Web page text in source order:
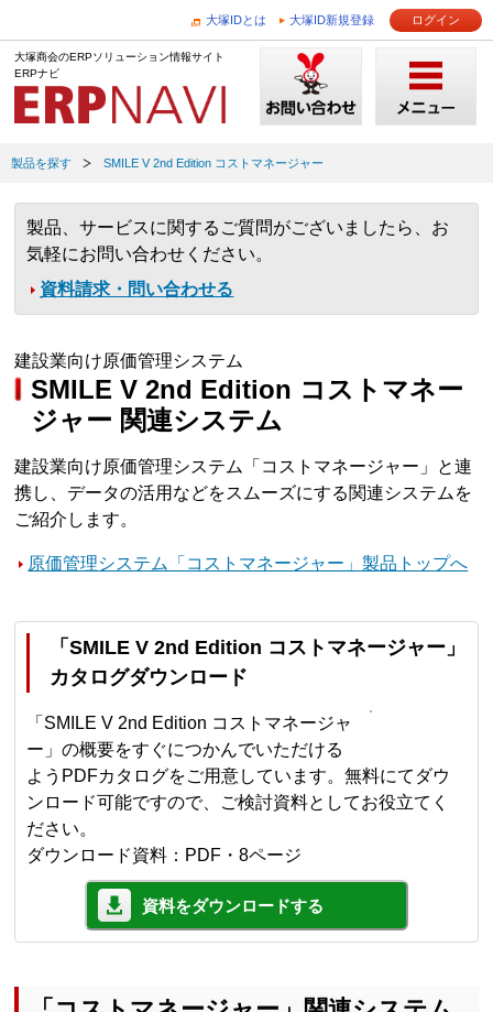
大塚IDとは 大塚ID新規登録 ログイン
大塚商会のERPソリューション情報サイト
ERPナビ
製品を探す SMILE V 2nd Edition コストマネージャー
製品、サービスに関するご質問がございましたら、お
気軽にお問い合わせください。
資料請求・問い合わせる
建設業向け原価管理システム
SMILE V 2nd Edition コストマネー
ジャー 関連システム
建設業向け原価管理システム「コストマネージャー」と連
携し、データの活用などをスムーズにする関連システムを
ご紹介します。
原価管理システム「コストマネージャー」製品トップへ
「SMILE V 2nd Edition コストマネージャー」
カタログダウンロード
「SMILE V 2nd Edition コストマネージャ
ー」の概要をすぐにつかんでいただける
ようPDFカタログをご用意しています。無料にてダウ
ンロード可能ですので、ご検討資料としてお役立てく
ださい。
ダウンロード資料：PDF・8ページ
資料をダウンロードする